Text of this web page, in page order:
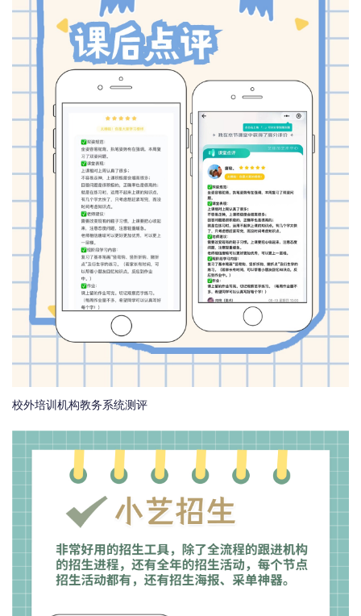
校外培训机构教务系统测评